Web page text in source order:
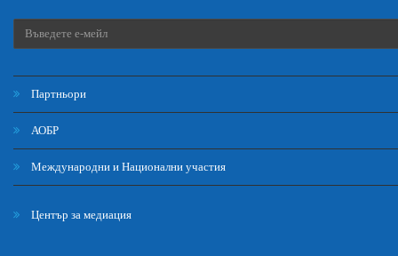
Партньори
АОБР
Международни и Национални участия
Център за медиация